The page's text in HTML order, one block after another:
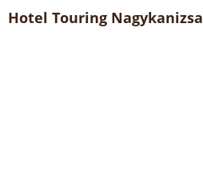
Hotel Touring Nagykanizsa